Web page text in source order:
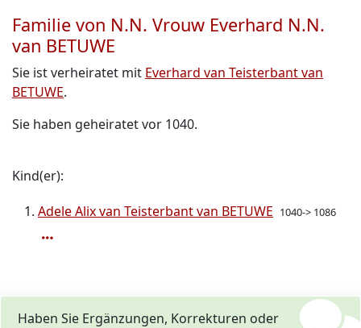
Familie von N.N. Vrouw Everhard N.N.
van BETUWE
Sie ist verheiratet mit Everhard van Teisterbant van
BETUWE.
Sie haben geheiratet vor 1040.
Kind(er):
Adele Alix van Teisterbant van BETUWE 1040-> 1086
Haben Sie Ergänzungen, Korrekturen oder